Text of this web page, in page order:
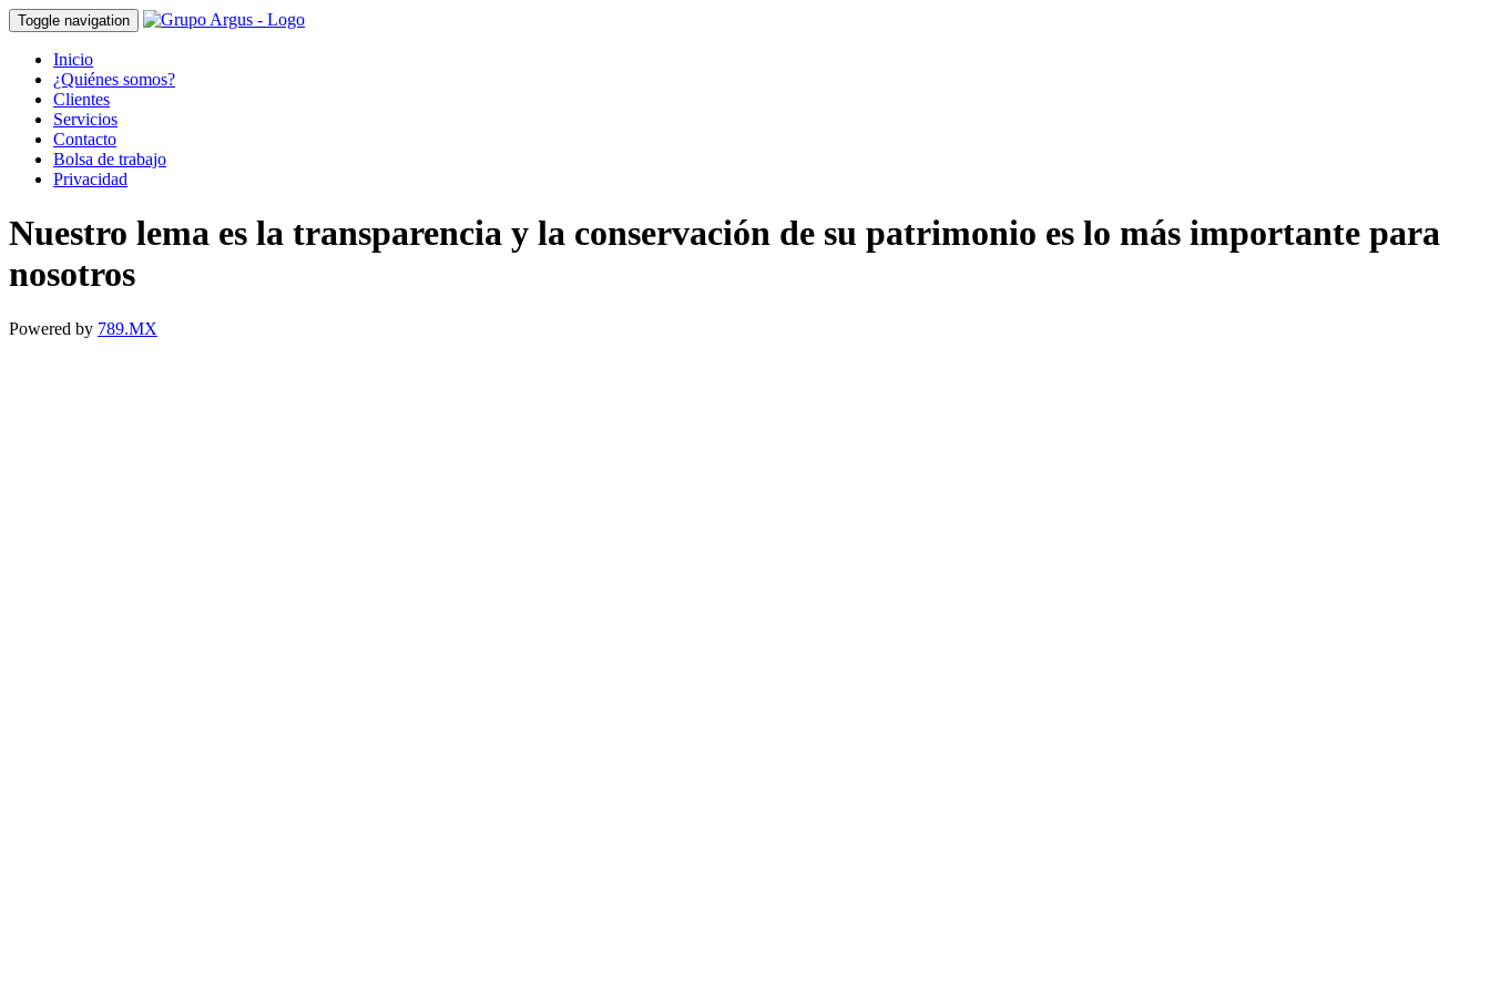
Toggle navigation
Inicio
¿Quiénes somos?
Clientes
Servicios
Contacto
Bolsa de trabajo
Privacidad
Nuestro lema es la transparencia y la conservación de su patrimonio es lo más importante para
nosotros
Powered by 789.MX